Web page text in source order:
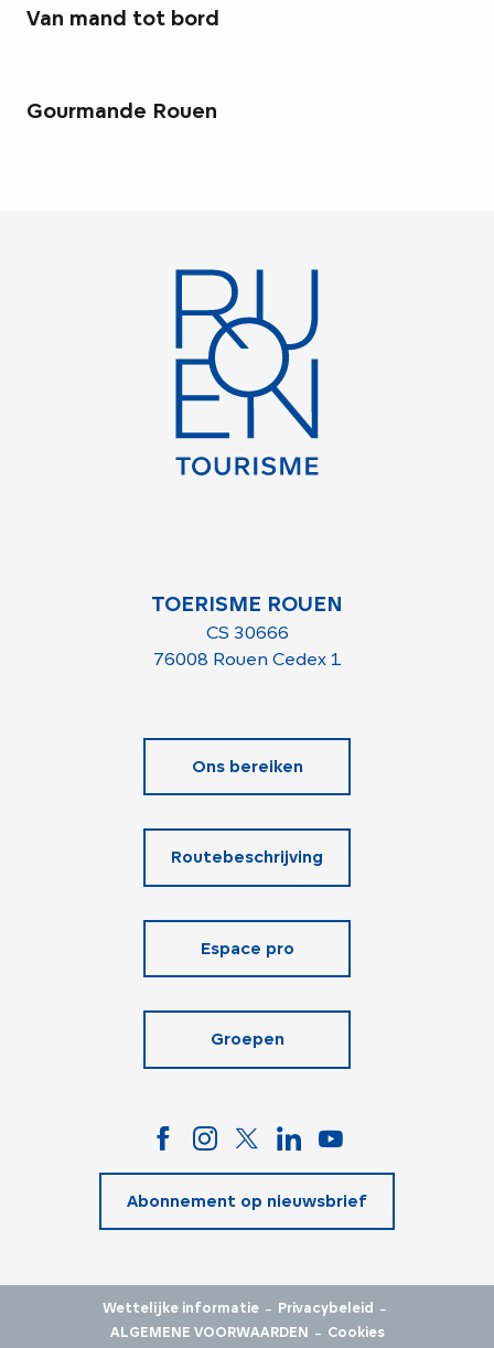
Van mand tot bord
Gourmande Rouen
TOERISME ROUEN
CS 30666
76008 Rouen Cedex 1
Ons bereiken
Routebeschrijving
Espace pro
Groepen
Abonnement op nieuwsbrief
Wettelijke informatie - Privacybeleid -
ALGEMENE VOORWAARDEN - Cookies